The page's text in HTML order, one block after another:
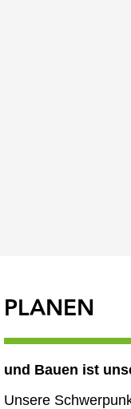
PLANEN
und Bauen ist
Unsere